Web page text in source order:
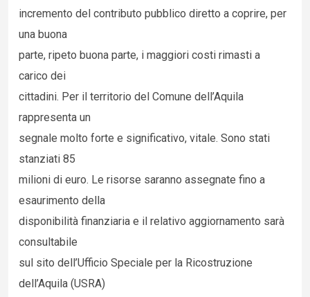
incremento del contributo pubblico diretto a coprire, per
una buona
parte, ripeto buona parte, i maggiori costi rimasti a
carico dei
cittadini. Per il territorio del Comune dell’Aquila
rappresenta un
segnale molto forte e significativo, vitale. Sono stati
stanziati 85
milioni di euro. Le risorse saranno assegnate fino a
esaurimento della
disponibilità finanziaria e il relativo aggiornamento sarà
consultabile
sul sito dell’Ufficio Speciale per la Ricostruzione
dell’Aquila (USRA)